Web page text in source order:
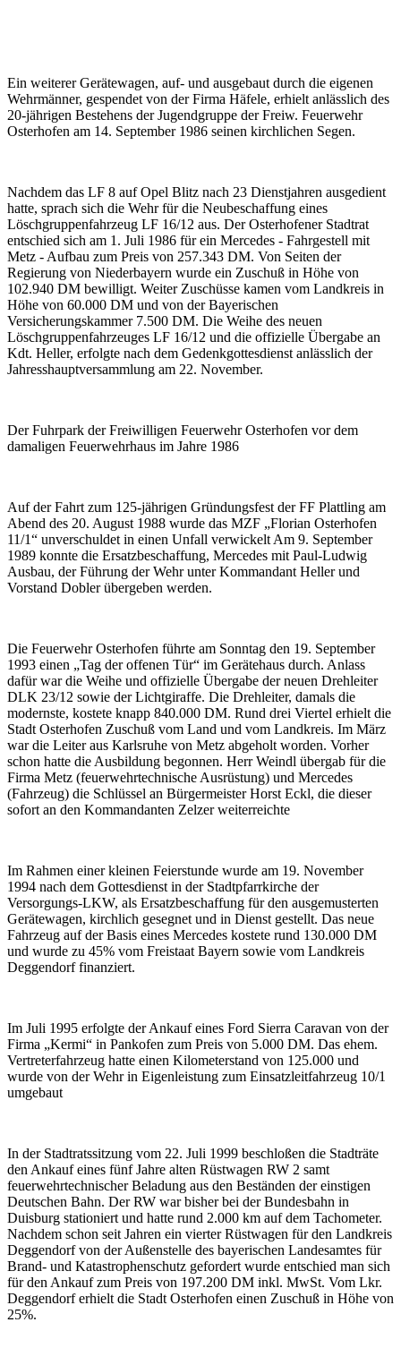
Ein weiterer Gerätewagen, auf- und ausgebaut durch die eigenen
Wehrmänner, gespendet von der Firma Häfele, erhielt anlässlich des
20-jährigen Bestehens der Jugendgruppe der Freiw. Feuerwehr
Osterhofen am 14. September 1986 seinen kirchlichen Segen.
Nachdem das LF 8 auf Opel Blitz nach 23 Dienstjahren ausgedient
hatte, sprach sich die Wehr für die Neubeschaffung eines
Löschgruppenfahrzeug LF 16/12 aus. Der Osterhofener Stadtrat
entschied sich am 1. Juli 1986 für ein Mercedes - Fahrgestell mit
Metz - Aufbau zum Preis von 257.343 DM. Von Seiten der
Regierung von Niederbayern wurde ein Zuschuß in Höhe von
102.940 DM bewilligt. Weiter Zuschüsse kamen vom Landkreis in
Höhe von 60.000 DM und von der Bayerischen
Versicherungskammer 7.500 DM. Die Weihe des neuen
Löschgruppenfahrzeuges LF 16/12 und die offizielle Übergabe an
Kdt. Heller, erfolgte nach dem Gedenkgottesdienst anlässlich der
Jahresshauptversammlung am 22. November.
Der Fuhrpark der Freiwilligen Feuerwehr Osterhofen vor dem
damaligen Feuerwehrhaus im Jahre 1986
Auf der Fahrt zum 125-jährigen Gründungsfest der FF Plattling am
Abend des 20. August 1988 wurde das MZF „Florian Osterhofen
11/1“ unverschuldet in einen Unfall verwickelt Am 9. September
1989 konnte die Ersatzbeschaffung, Mercedes mit Paul-Ludwig
Ausbau, der Führung der Wehr unter Kommandant Heller und
Vorstand Dobler übergeben werden.
Die Feuerwehr Osterhofen führte am Sonntag den 19. September
1993 einen „Tag der offenen Tür“ im Gerätehaus durch. Anlass
dafür war die Weihe und offizielle Übergabe der neuen Drehleiter
DLK 23/12 sowie der Lichtgiraffe. Die Drehleiter, damals die
modernste, kostete knapp 840.000 DM. Rund drei Viertel erhielt die
Stadt Osterhofen Zuschuß vom Land und vom Landkreis. Im März
war die Leiter aus Karlsruhe von Metz abgeholt worden. Vorher
schon hatte die Ausbildung begonnen. Herr Weindl übergab für die
Firma Metz (feuerwehrtechnische Ausrüstung) und Mercedes
(Fahrzeug) die Schlüssel an Bürgermeister Horst Eckl, die dieser
sofort an den Kommandanten Zelzer weiterreichte
Im Rahmen einer kleinen Feierstunde wurde am 19. November
1994 nach dem Gottesdienst in der Stadtpfarrkirche der
Versorgungs-LKW, als Ersatzbeschaffung für den ausgemusterten
Gerätewagen, kirchlich gesegnet und in Dienst gestellt. Das neue
Fahrzeug auf der Basis eines Mercedes kostete rund 130.000 DM
und wurde zu 45% vom Freistaat Bayern sowie vom Landkreis
Deggendorf finanziert.
Im Juli 1995 erfolgte der Ankauf eines Ford Sierra Caravan von der
Firma „Kermi“ in Pankofen zum Preis von 5.000 DM. Das ehem.
Vertreterfahrzeug hatte einen Kilometerstand von 125.000 und
wurde von der Wehr in Eigenleistung zum Einsatzleitfahrzeug 10/1
umgebaut
In der Stadtratssitzung vom 22. Juli 1999 beschloßen die Stadträte
den Ankauf eines fünf Jahre alten Rüstwagen RW 2 samt
feuerwehrtechnischer Beladung aus den Beständen der einstigen
Deutschen Bahn. Der RW war bisher bei der Bundesbahn in
Duisburg stationiert und hatte rund 2.000 km auf dem Tachometer.
Nachdem schon seit Jahren ein vierter Rüstwagen für den Landkreis
Deggendorf von der Außenstelle des bayerischen Landesamtes für
Brand- und Katastrophenschutz gefordert wurde entschied man sich
für den Ankauf zum Preis von 197.200 DM inkl. MwSt. Vom Lkr.
Deggendorf erhielt die Stadt Osterhofen einen Zuschuß in Höhe von
25%.